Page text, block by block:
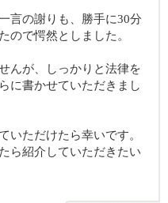
言の謝りも、勝手に30分
ので愕然としました。
んが、しっかりと法律を
に書かせていただきまし
いただけたら幸いです。
ら紹介していただきたい